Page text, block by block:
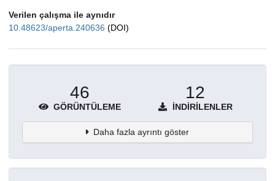
Verilen çalışma ile aynıdır
10.48623/aperta.240636 (DOI)
46
GÖRÜNTÜLEME
12
İNDIRILENLER
Daha fazla ayrıntı göster